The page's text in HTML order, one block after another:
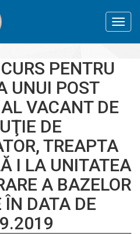
PENTRU
UNUI POST
VACANT DE
DE
TREAPTA
I LA UNITATEA
A BAZELOR
ÎN DATA DE